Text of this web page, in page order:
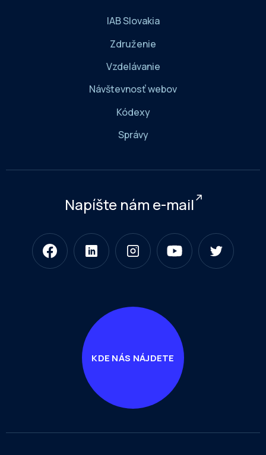
IAB Slovakia
Združenie
Vzdelávanie
Návštevnosť webov
Kódexy
Správy
Napíšte nám e-mail
KDE NÁS NÁJDETE